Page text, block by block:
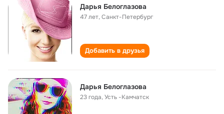
Дарья Белоглазова
47 лет,Санкт-Петербург
Добавить в друзья
Дарья Белоглазова
23 года,Усть -Камчатск